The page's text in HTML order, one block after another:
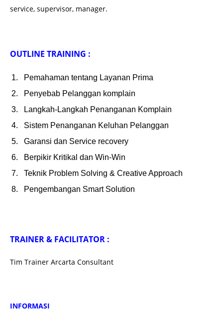
service, supervisor, manager.
OUTLINE TRAINING :
Pemahaman tentang Layanan Prima
Penyebab Pelanggan komplain
Langkah-Langkah Penanganan Komplain
Sistem Penanganan Keluhan Pelanggan
Garansi dan Service recovery
Berpikir Kritikal dan Win-Win
Teknik Problem Solving & Creative Approach
Pengembangan Smart Solution
TRAINER & FACILITATOR :
Tim Trainer Arcarta Consultant
INFORMASI